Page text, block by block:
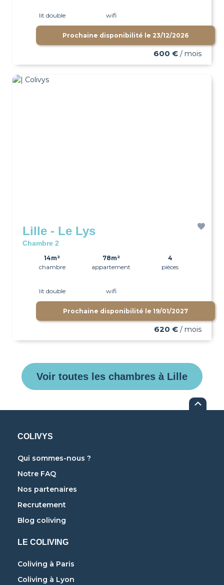
lit double wifi
Prochaine disponibilité le 23/12/2026
600 € / mois
Lille - Le Lys
Chambre 2
14m²
chambre
78m²
appartement
4
pièces
lit double wifi
Prochaine disponibilité le 19/01/2027
620 € / mois
Voir toutes les chambres à Lille
COLIVYS
Qui sommes-nous ?
Notre FAQ
Nos partenaires
Recrutement
Blog coliving
LE COLIVING
Coliving à Paris
Coliving à Lyon